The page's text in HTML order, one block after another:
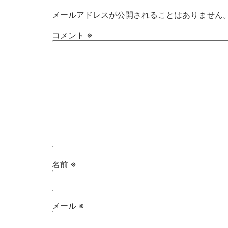
メールアドレスが公開されることはありません
コメント ※
名前 ※
メール ※